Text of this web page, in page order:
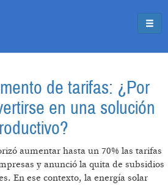
de tarifas: ¿Por
en una solución
aumentar hasta un 70% las tarifas
y anunció la quita de subsidios
En ese contexto, la energía solar